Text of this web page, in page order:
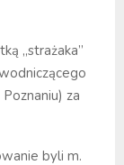
„strażaka”
za
byli m.